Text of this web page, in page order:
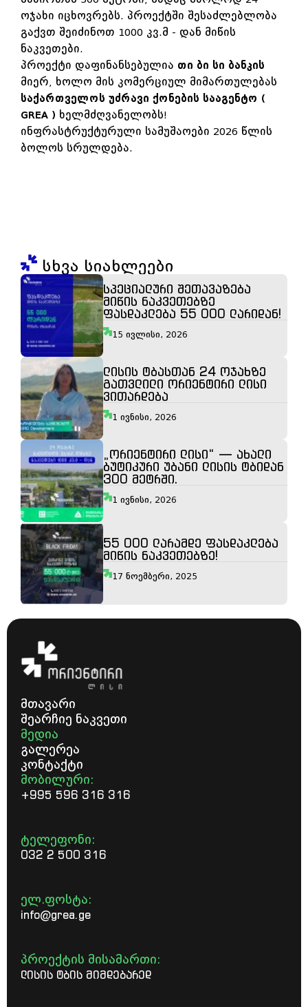
ოჯახი იცხოვრებს. პროექტში შესაძლებლობა
გაქვთ შეიძინოთ 1000 კვ.მ - დან მიწის
ნაკვეთები.
პროექტი დაფინანსებულია თი ბი სი ბანკის
მიერ, ხოლო მის კომერციულ მიმართულებას
საქართველოს უძრავი ქონების სააგენტო (
GREA ) ხელმძღვანელობს!
ინფრასტრუქტურული სამუშაოები 2026 წლის
ბოლოს სრულდება.
სხვა სიახლეები
სპეციალური შეთავაზება
მიწის ნაკვეთებზე
ფასდაკლება 55 000 ლარიდან!
15 ივლისი, 2026
ლისის ტბასთან 24 ოჯახზე
გათვლილი ორიენტირი ლისი
ვითარდება
1 ივნისი, 2026
„ორიენტირი ლისი“ — ახალი
ბუტიკური უბანი ლისის ტბიდან
300 მეტრში.
1 ივნისი, 2026
55 000 ლარამდე ფასდაკლება
მიწის ნაკვეთებზე!
17 ნოემბერი, 2025
მთავარი
შეარჩიე ნაკვეთი
მედია
გალერეა
კონტაქტი
მობილური:
+995 596 316 316
ტელეფონი:
032 2 500 316
ელ.ფოსტა:
info@grea.ge
პროექტის მისამართი:
ლისის ტბის მიმდებარედ